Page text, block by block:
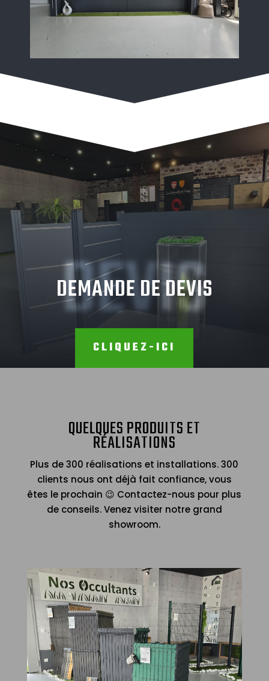
DEVIS
DEMANDE DE DEVIS
CLIQUEZ-ICI
QUELQUES PRODUITS ET
RÉALISATIONS
Plus de 300 réalisations et installations. 300
clients nous ont déjà fait confiance, vous
êtes le prochain 😉 Contactez-nous pour plus
de conseils. Venez visiter notre grand
showroom.